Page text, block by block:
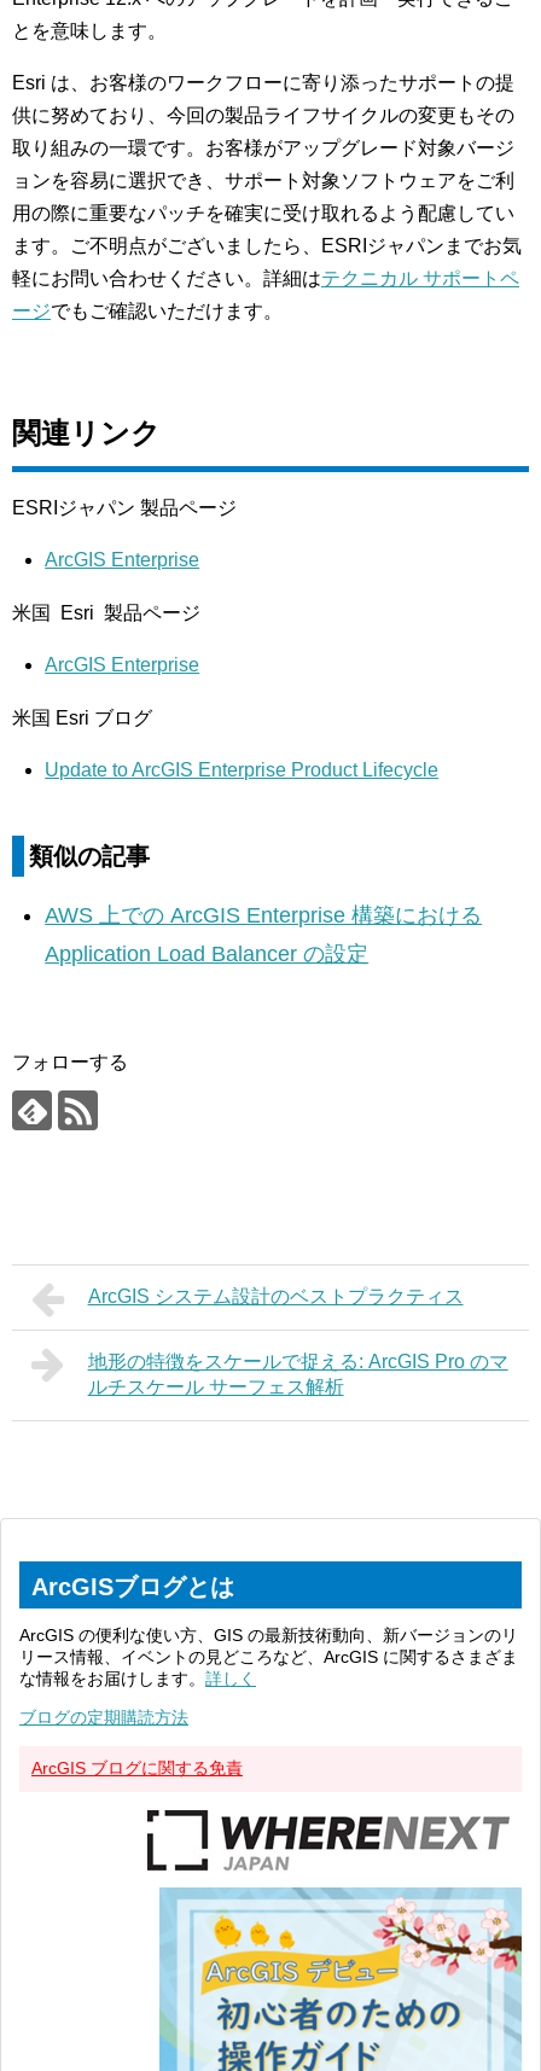
とを意味します。
Esri は、お客様のワークフローに寄り添ったサポートの提
供に努めており、今回の製品ライフサイクルの変更もその
取り組みの一環です。お客様がアップグレード対象バージ
ョンを容易に選択でき、サポート対象ソフトウェアをご利
用の際に重要なパッチを確実に受け取れるよう配慮してい
ます。ご不明点がございましたら、ESRIジャパンまでお気
軽にお問い合わせください。詳細はテクニカル サポートペ
ージでもご確認いただけます。
関連リンク
ESRIジャパン 製品ページ
ArcGIS Enterprise
米国 Esri 製品ページ
ArcGIS Enterprise
米国 Esri ブログ
Update to ArcGIS Enterprise Product Lifecycle
類似の記事
AWS 上での ArcGIS Enterprise 構築における
Application Load Balancer の設定
フォローする
ArcGIS システム設計のベストプラクティス
地形の特徴をスケールで捉える: ArcGIS Pro のマ
ルチスケール サーフェス解析
ArcGISブログとは
ArcGIS の便利な使い方、GIS の最新技術動向、新バージョンのリ
リース情報、イベントの見どころなど、ArcGIS に関するさまざま
な情報をお届けします。 詳しく
ブログの定期購読方法
ArcGIS ブログに関する免責